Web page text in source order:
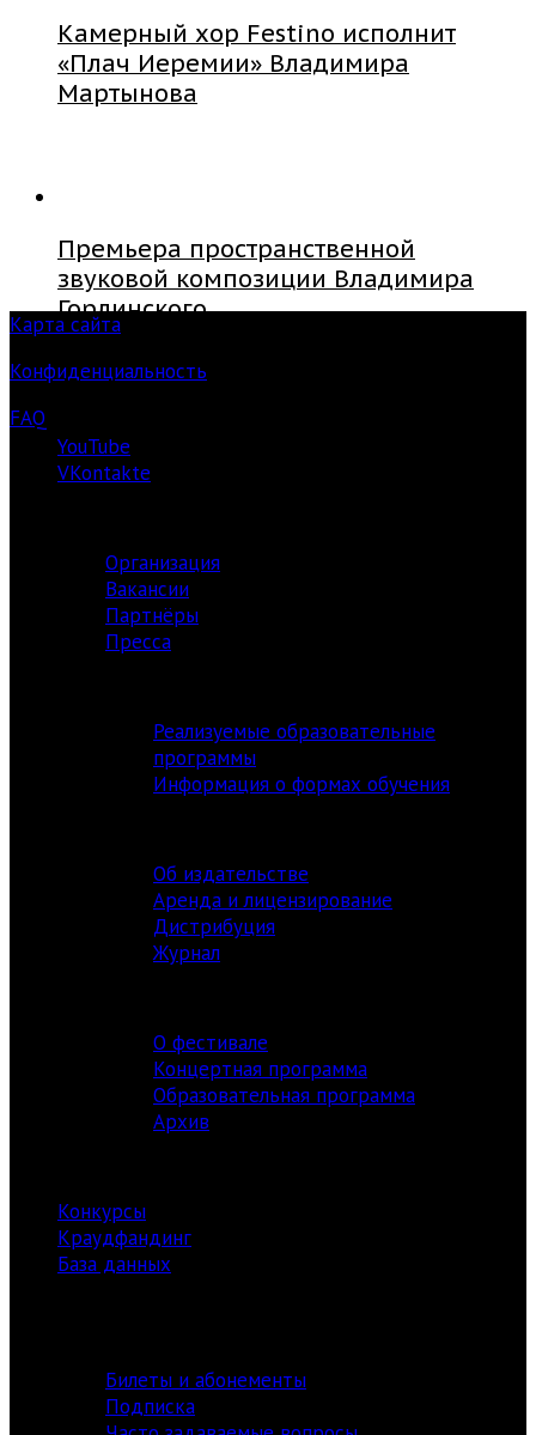
Камерный хор Festino исполнит
«Плач Иеремии» Владимира
Мартынова
Премьера пространственной
звуковой композиции Владимира
Горлинского
Карта сайта
Конфиденциальность
FAQ
YouTube
VKontakte
Организация
Вакансии
Партнёры
Пресса
Реализуемые образовательные
программы
Информация о формах обучения
Об издательстве
Аренда и лицензирование
Дистрибуция
Журнал
О фестивале
Концертная программа
Образовательная программа
Архив
Конкурсы
Краудфандинг
База данных
Билеты и абонементы
Подписка